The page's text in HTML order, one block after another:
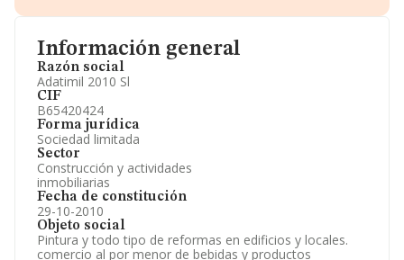
Información general
Razón social
Adatimil 2010 Sl
CIF
B65420424
Forma jurídica
Sociedad limitada
Sector
Construcción y actividades
inmobiliarias
Fecha de constitución
29-10-2010
Objeto social
Pintura y todo tipo de reformas en edificios y locales.
comercio al por menor de bebidas y productos
Información oficial y registral complementaria.